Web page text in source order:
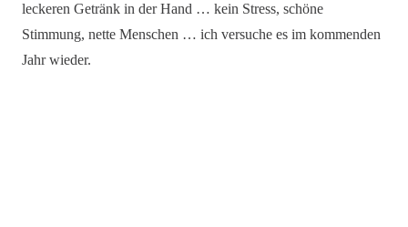
leckeren Getränk in der Hand … kein Stress, schöne
Stimmung, nette Menschen … ich versuche es im kommenden
Jahr wieder.